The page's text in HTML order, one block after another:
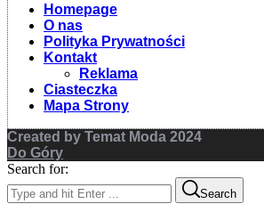
Homepage
O nas
Polityka Prywatności
Kontakt
Reklama
Ciasteczka
Mapa Strony
Created by Temat Moda 2024
Do Góry
Search for:
Search